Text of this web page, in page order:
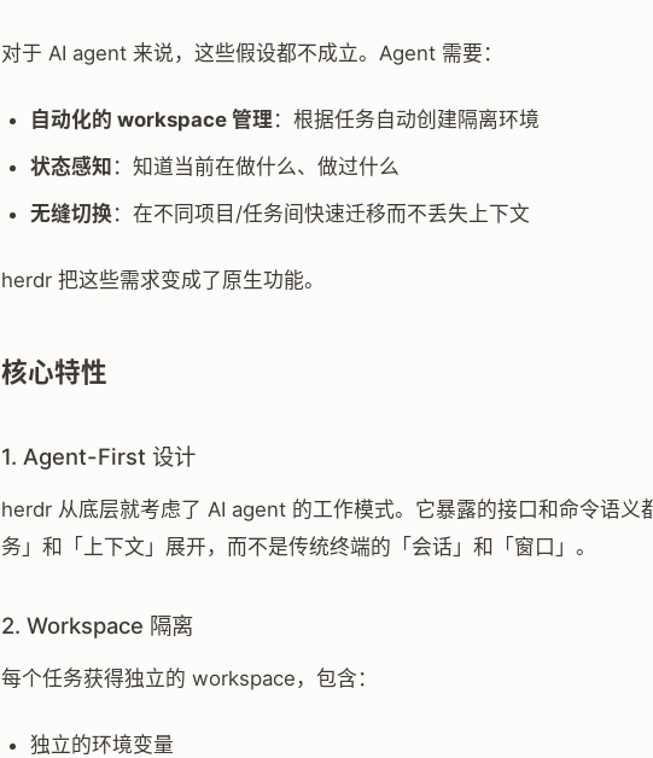
对于 AI agent 来说，这些假设都不成立。Agent 需要：
自动化的 workspace 管理：根据任务自动创建隔离环境
状态感知 ：知道当前在做什么、做过什么
无缝切换：在不同项目/任务间快速迁移而不丢失上下文
herdr 把这些需求变成了原生功能。
核心特性
1. Agent-First 设计
herdr 从底层就考虑了 AI agent 的工作模式。它暴露的接口和命令语义
务」和「上下文」展开，而不是传统终端的「会话」和「窗口」。
2. Workspace 隔离
每个任务获得独立的 workspace，包含：
独立的环境变量